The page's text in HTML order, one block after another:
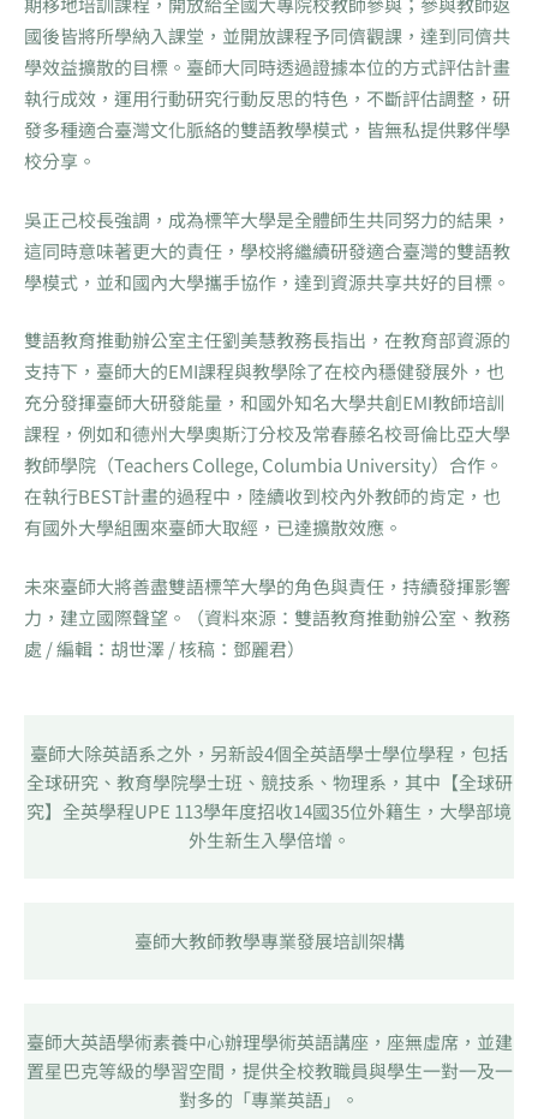
國後皆將所學納入課堂，並開放課程予同儕觀課，達到同儕共
學效益擴散的目標。臺師大同時透過證據本位的方式評估計畫
執行成效，運用行動研究行動反思的特色，不斷評估調整，研
發多種適合臺灣文化脈絡的雙語教學模式，皆無私提供夥伴學
校分享。
吳正己校長強調，成為標竿大學是全體師生共同努力的結果，
這同時意味著更大的責任，學校將繼續研發適合臺灣的雙語教
學模式，並和國內大學攜手協作，達到資源共享共好的目標。
雙語教育推動辦公室主任劉美慧教務長指出，在教育部資源的
支持下，臺師大的EMI課程與教學除了在校內穩健發展外，也
充分發揮臺師大研發能量，和國外知名大學共創EMI教師培訓
課程，例如和德州大學奧斯汀分校及常春藤名校哥倫比亞大學
教師學院（Teachers College, Columbia University）合作。
在執行BEST計畫的過程中，陸續收到校內外教師的肯定，也
有國外大學組團來臺師大取經，已達擴散效應。
未來臺師大將善盡雙語標竿大學的角色與責任，持續發揮影響
力，建立國際聲望。（資料來源：雙語教育推動辦公室、教務
處 / 編輯：胡世澤 / 核稿：鄧麗君）
臺師大除英語系之外，另新設4個全英語學士學位學程，包括
全球研究、教育學院學士班、競技系、物理系，其中【全球研
究】全英學程UPE 113學年度招收14國35位外籍生，大學部境
外生新生入學倍增。
臺師大教師教學專業發展培訓架構
臺師大英語學術素養中心辦理學術英語講座，座無虛席，並建
置星巴克等級的學習空間，提供全校教職員與學生一對一及一
對多的「專業英語」。